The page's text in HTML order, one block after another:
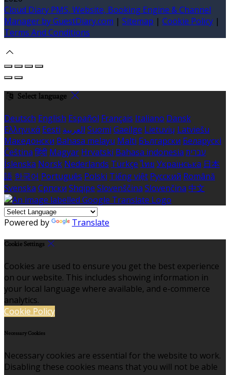
Cloud Diary PMS, Website, Booking Engine & Channel
Manager by GuestDiary.com | Sitemap | Cookie Policy |
Terms And Conditions
Select language
Deutsch English Español Français Italiano Dansk
Ελληνικά Eesti العربية Suomi Gaeilge Lietuvių Latviešu
Македонски Bahasa melayu Malti Български Беларускі
Čeština हिंदी Magyar Hrvatski Bahasa indonesia עברית
Íslenska Norsk Nederlands Türkçe ไทย Українська 日本
語 한국어 Português Polski Tiếng việt Русский Română
Svenska Српски Shqipe Slovenščina Slovenčina 中文
Powered by Translate
Cookie Settings
Cookies are used to ensure you get the best experience
on our website. This includes showing information in
your local language where available, and e-commerce
analytics.
Cookie Policy
Necessary Cookies
Necessary cookies are essential for the website to work.
Disabling these cookies means that you will not be able